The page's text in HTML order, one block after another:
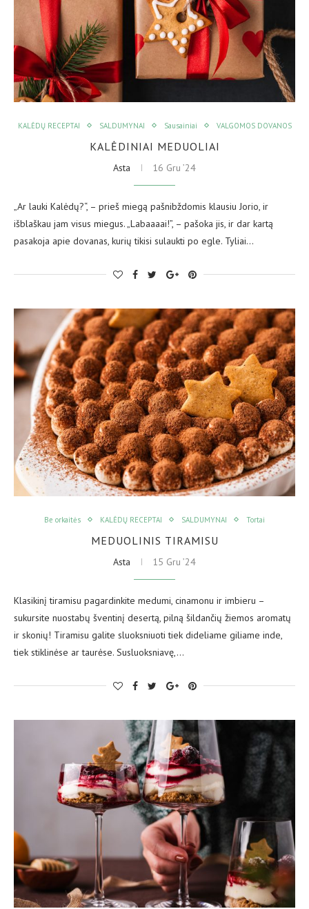
KALĖDŲ RECEPTAI SALDUMYNAI Sausainiai VALGOMOS DOVANOS
KALĖDINIAI MEDUOLIAI
Asta 16 Gru ’24
„Ar lauki Kalėdų?“, – prieš miegą pašnibždomis klausiu Jorio, ir
išblaškau jam visus miegus. „Labaaaai!”, – pašoka jis, ir dar kartą
pasakoja apie dovanas, kurių tikisi sulaukti po egle. Tyliai…
Be orkaitės KALĖDŲ RECEPTAI SALDUMYNAI Tortai
MEDUOLINIS TIRAMISU
Asta 15 Gru ’24
Klasikinį tiramisu pagardinkite medumi, cinamonu ir imbieru –
sukursite nuostabų šventinį desertą, pilną šildančių žiemos aromatų
ir skonių! Tiramisu galite sluoksniuoti tiek dideliame giliame inde,
tiek stiklinėse ar taurėse. Susluoksniavę,…